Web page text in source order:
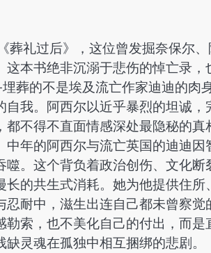
葬礼过后》，这位曾发掘奈保尔
本书绝非沉溺于悲伤的悼亡录
葬的不是埃及流亡作家迪迪的肉
我。阿西尔以近乎暴烈的坦诚
不得不直面情感深处最隐秘的真
年的阿西尔与流亡英国的迪迪
。这个背负着政治创伤、文化
的共生式消耗。她为他提供住
耐中，滋生出连自己都未曾察
索，也不美化自己的付出，而
灵魂在孤独中相互捆绑的悲剧。